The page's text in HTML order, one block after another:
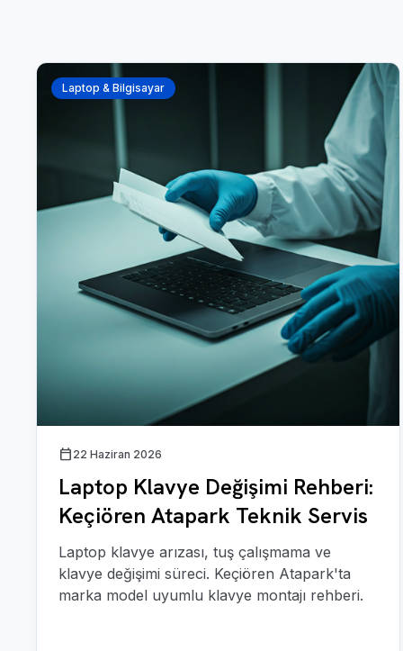
Laptop & Bilgisayar
calendar_today 22 Haziran 2026
Laptop Klavye Değişimi Rehberi:
Keçiören Atapark Teknik Servis
Laptop klavye arızası, tuş çalışmama ve
klavye değişimi süreci. Keçiören Atapark'ta
marka model uyumlu klavye montajı rehberi.